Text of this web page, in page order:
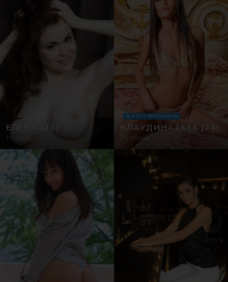
ЕЛЕНА
(23)
Милая
КЛАУДИНА1996 (24)
Русская
ФОТО ПРОВЕРЕНЫ